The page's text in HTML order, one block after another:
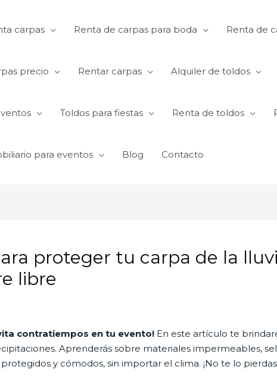
carpas Renta de carpas para boda Renta de
precio Rentar carpas Alquiler de toldos
Toldos para fiestas Renta de toldos
para eventos Blog Contacto
proteger tu carpa de la
libre
contratiempos en tu evento! En este artículo te
Aprenderás sobre materiales impermeables,
y cómodos, sin importar el clima. ¡No te lo